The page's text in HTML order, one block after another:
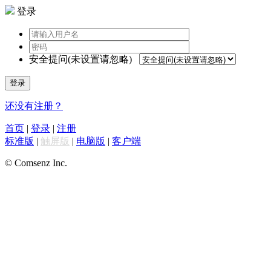
登录
安全提问(未设置请忽略)
登录
还没有注册？
首页 | 登录 | 注册
标准版 | 触屏版 | 电脑版 | 客户端
© Comsenz Inc.